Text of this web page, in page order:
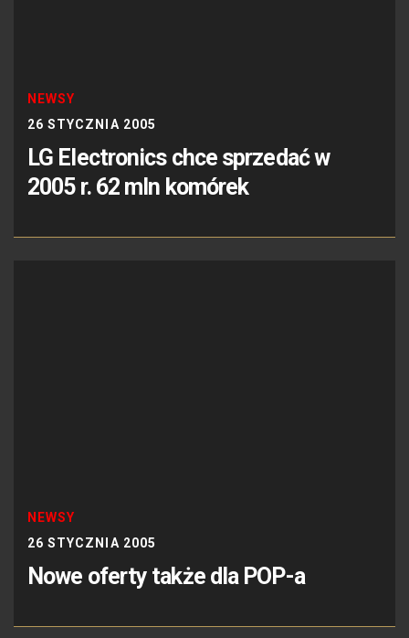
NEWSY
26 STYCZNIA 2005
LG Electronics chce sprzedać w
2005 r. 62 mln komórek
NEWSY
26 STYCZNIA 2005
Nowe oferty także dla POP-a